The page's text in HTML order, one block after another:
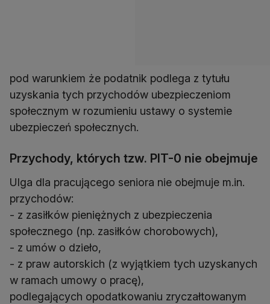
pod warunkiem że podatnik podlega z tytułu
uzyskania tych przychodów ubezpieczeniom
społecznym w rozumieniu ustawy o systemie
ubezpieczeń społecznych.
Przychody, których tzw. PIT-0 nie obejmuje
Ulga dla pracującego seniora nie obejmuje m.in.
przychodów:
- z zasiłków pieniężnych z ubezpieczenia
społecznego (np. zasiłków chorobowych),
- z umów o dzieło,
- z praw autorskich (z wyjątkiem tych uzyskanych
w ramach umowy o pracę),
podlegających opodatkowaniu zryczałtowanym